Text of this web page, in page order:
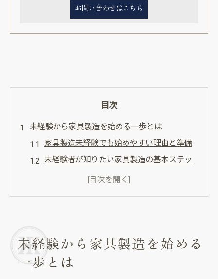
お問い合わせはこちら
目次
未経験から家具製造を始める一歩とは
家具製造未経験でも始めやすい理由と準備
未経験者が知りたい家具製造の基本ステッ
家具製造未経験から目指す理想の第一歩
水元公園周辺で学べる家具製作体験
未経験から家具製造を始める
一歩とは